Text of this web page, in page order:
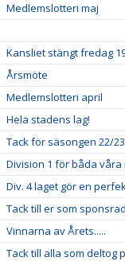
Medlemslotteri maj
Kansliet stängt fredag
Årsmöte
Medlemslotteri april
Hela stadens lag!
Tack för säsongen 22/23
Division 1 för båda
Div. 4 laget gör en
Tack till er som
Vinnarna av Årets.....
Tack till alla som deltog